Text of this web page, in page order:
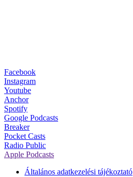
Facebook
Instagram
Youtube
Anchor
Spotify
Google Podcasts
Breaker
Pocket Casts
Radio Public
Apple Podcasts
Általános adatkezelési tájékoztató